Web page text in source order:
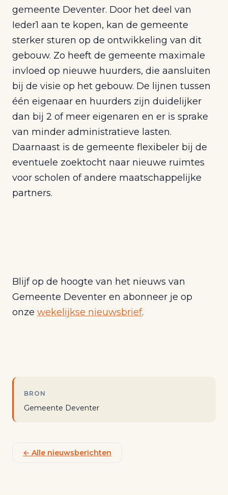
gemeente Deventer. Door het deel van
Ieder1 aan te kopen, kan de gemeente
sterker sturen op de ontwikkeling van dit
gebouw. Zo heeft de gemeente maximale
invloed op nieuwe huurders, die aansluiten
bij de visie op het gebouw. De lijnen tussen
één eigenaar en huurders zijn duidelijker
dan bij 2 of meer eigenaren en er is sprake
van minder administratieve lasten.
Daarnaast is de gemeente flexibeler bij de
eventuele zoektocht naar nieuwe ruimtes
voor scholen of andere maatschappelijke
partners.
Blijf op de hoogte van het nieuws van
Gemeente Deventer en abonneer je op
onze wekelijkse nieuwsbrief.
BRON
Gemeente Deventer
← Alle nieuwsberichten